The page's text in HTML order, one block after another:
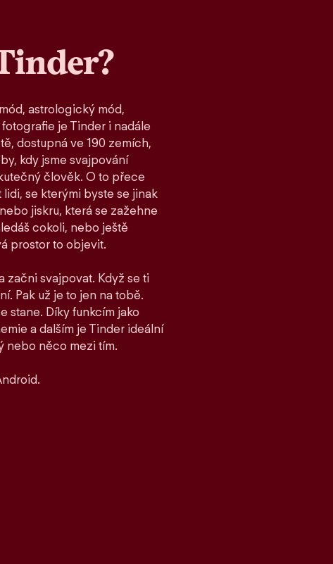
astrologický mód,
je Tinder i nadále
dostupná ve 190 zemích,
kdy jsme svajpování
člověk. O to přece
se kterými byste se jinak
jiskru, která se zažehne
cokoli, nebo ještě
prostor to objevit.
začni svajpovat. Když se ti
Pak už je to jen na tobě.
stane. Díky funkcím jako
a dalším je Tinder ideální
nebo něco mezi tím.